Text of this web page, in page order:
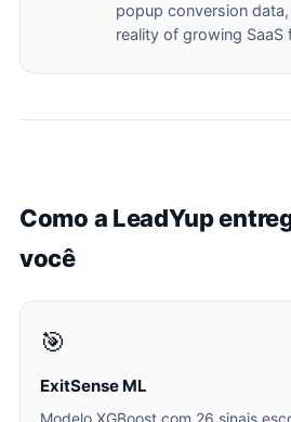
popup conversion
reality of growing SaaS
Como a LeadYup
você
🎯
ExitSense ML
Modelo XGBoost com 26 sinais